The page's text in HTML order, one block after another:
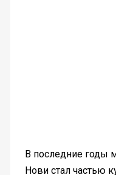
В последние годы
Нови стал частью